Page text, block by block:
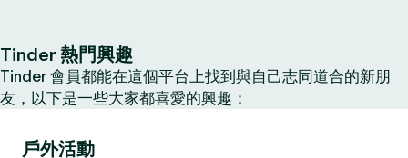
Tinder 熱門興趣
Tinder 會員都能在這個平台上找到與自己志同道合的新朋
友，以下是一些大家都喜愛的興趣：
戶外活動